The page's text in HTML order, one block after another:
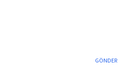
GÖNDER